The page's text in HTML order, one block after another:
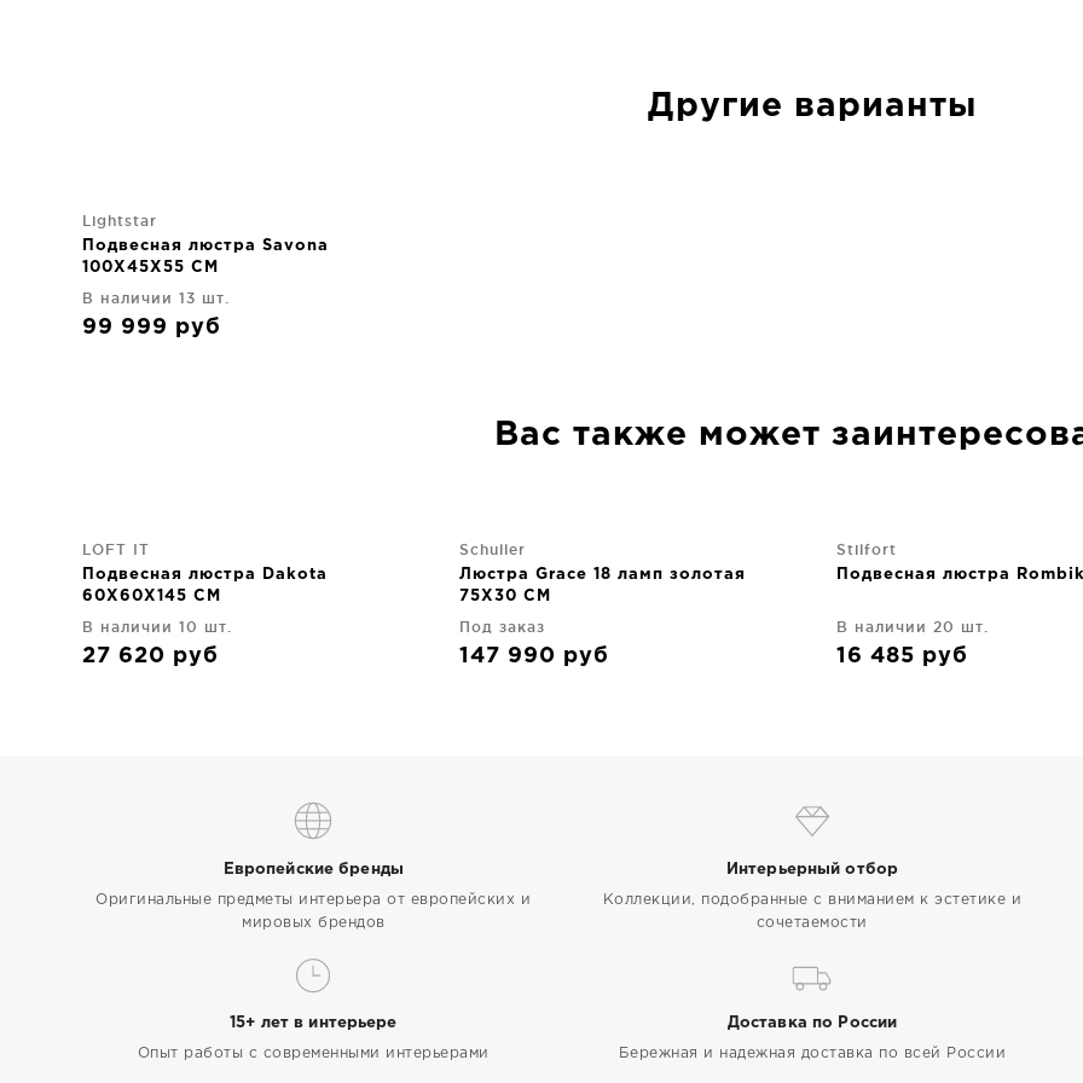
Другие варианты
Lightstar
Подвесная люстра Savona
100X45X55 CM
В наличии 13 шт.
99 999 руб
Вас также может
LOFT IT
Подвесная люстра Dakota
60X60X145 CM
В наличии 10 шт.
27 620 руб
Schuller
Люстра Grace 18 ламп золотая
75X30 CM
Под заказ
147 990 руб
Stilfort
Подвесная люстра
В наличии 20 шт.
16 485 руб
Европейские бренды
Оригинальные предметы интерьера от европейских и
мировых брендов
Интерьерный отбор
Коллекции, подобранные с вниманием к эстетике и
сочетаемости
15+ лет в интерьере
Опыт работы с современными интерьерами
Доставка по России
Бережная и надежная доставка по всей России